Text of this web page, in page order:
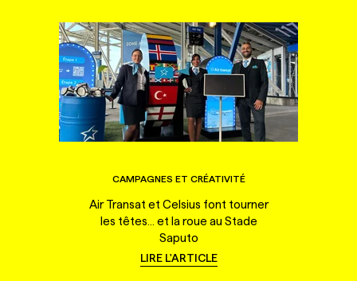
CAMPAGNES ET CRÉATIVITÉ
Air Transat et Celsius font tourner
les têtes... et la roue au Stade
Saputo
LIRE L'ARTICLE